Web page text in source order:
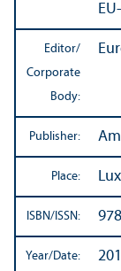
Editor/
Corporate
Body:
Publisher:
Place:
ISBN/ISSN:
Year/Date: